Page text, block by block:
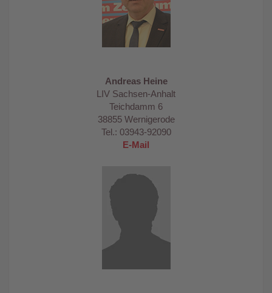
Andreas Heine
LIV Sachsen-Anhalt
Teichdamm 6
38855 Wernigerode
Tel.: 03943-92090
E-Mail